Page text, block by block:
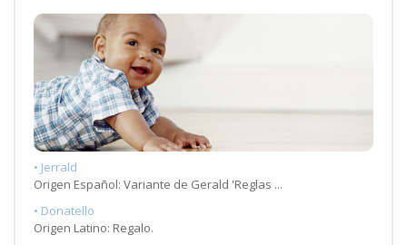
• Jerrald
Origen Español: Variante de Gerald 'Reglas ...
• Donatello
Origen Latino: Regalo.